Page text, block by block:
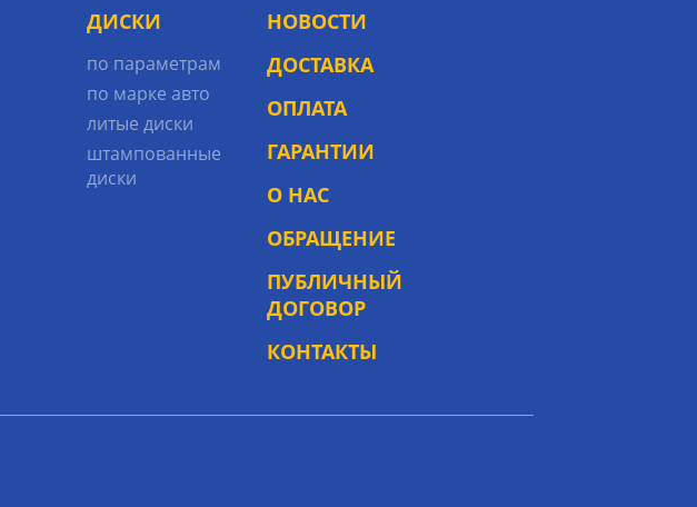
ДИСКИ
по параметрам
по марке авто
литые диски
штампованные
диски
НОВОСТИ
ДОСТАВКА
ОПЛАТА
ГАРАНТИИ
О НАС
ОБРАЩЕНИЕ
ПУБЛИЧНЫЙ
ДОГОВОР
КОНТАКТЫ